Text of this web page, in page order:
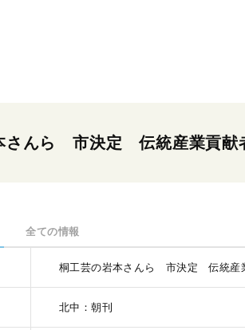
さんら 市決定 伝統産業貢献
全ての情報
桐工芸の岩本さんら 市決定 伝統産
北中：朝刊